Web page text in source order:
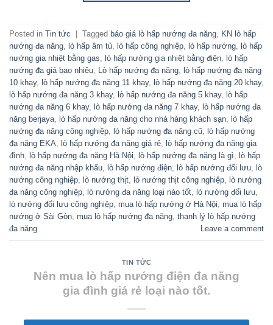
Posted in Tin tức Tagged báo giá lò hấp nướng đa năng, KN lò hấp
nướng đa năng, lò hấp âm tủ, lò hấp công nghiệp, lò hấp nướng, lò hấp
nướng gia nhiệt bằng gas, lò hấp nướng gia nhiệt bằng điện, lò hấp
nướng đa giá bao nhiêu, Lò hấp nướng đa năng, lò hấp nướng đa năng
10 khay, lò hấp nướng đa năng 11 khay, lò hấp nướng đa năng 20 khay,
lò hấp nướng đa năng 3 khay, lò hấp nướng đa năng 5 khay, lò hấp
nướng đa năng 6 khay, lò hấp nướng đa năng 7 khay, lò hấp nướng đa
năng berjaya, lò hấp nướng đa năng cho nhà hàng khách sạn, lò hấp
nướng đa năng công nghiệp, lò hấp nướng đa năng cũ, lò hấp nướng
đa năng EKA, lò hấp nướng đa năng giá rẻ, lò hấp nướng đa năng gia
đình, lò hấp nướng đa năng Hà Nội, lò hấp nướng đa năng là gì, lò hấp
nướng đa năng nhập khẩu, lò hấp nướng điện, lò hấp nướng đối lưu, lò
nướng công nghiệp, lò nướng thịt, lò nướng thịt công nghiệp, lò nướng
đa năng công nghiệp, lò nướng đa năng loại nào tốt, lò nướng đối lưu,
lò nướng đối lưu công nghiệp, mua lò hấp nướng ở Hà Nội, mua lò hấp
nướng ở Sài Gòn, mua lò hấp nướng đa năng, thanh lý lò hấp nướng
đa năng
Leave a comment
TIN TỨC
Nên mua lò hấp nướng điện đa năng
gia đình giá rẻ loại nào tốt.